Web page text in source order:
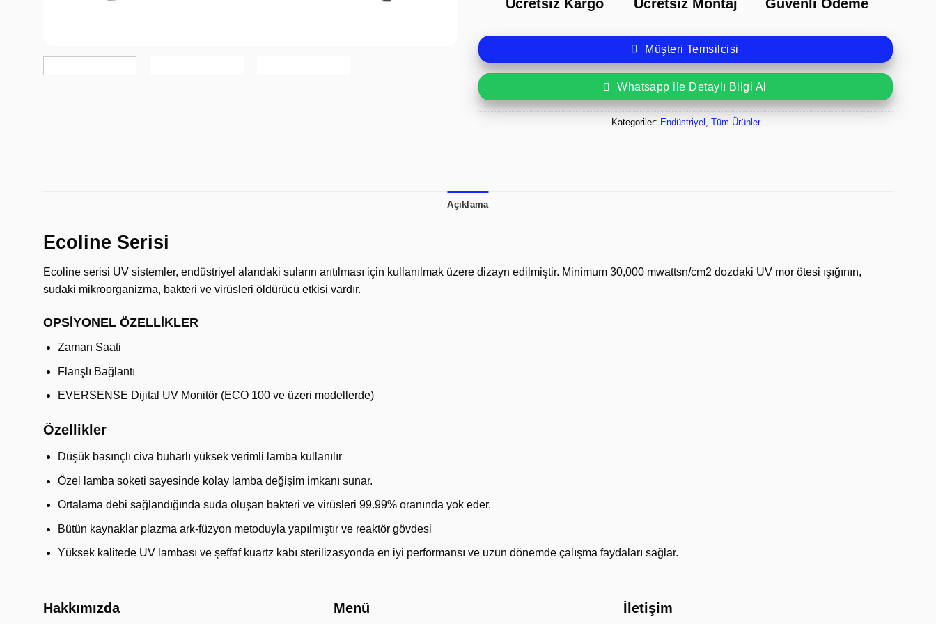
Ücretsiz Kargo Ücretsiz Montaj Güvenli Ödeme
Müşteri Temsilcisi
Whatsapp ile Detaylı Bilgi Al
Kategoriler: Endüstriyel Tüm Ürünler
Açıklama
Ecoline Serisi
Ecoline serisi UV sistemler, endüstriyel alandaki suların arıtılması için kullanılmak üzere dizayn edilmiştir. Minimum 30,000 mwattsn/cm2 dozdaki UV mor ötesi ışığının,
sudaki mikroorganizma, bakteri ve virüsleri öldürücü etkisi vardır.
OPSİYONEL ÖZELLİKLER
Zaman Saati
Flanşlı Bağlantı
EVERSENSE Dijital UV Monitör (ECO 100 ve üzeri modellerde)
Özellikler
Düşük basınçlı civa buharlı yüksek verimli lamba kullanılır
Özel lamba soketi sayesinde kolay lamba değişim imkanı sunar.
Ortalama debi sağlandığında suda oluşan bakteri ve virüsleri 99.99% oranında yok eder.
Bütün kaynaklar plazma ark-füzyon metoduyla yapılmıştır ve reaktör gövdesi
Yüksek kalitede UV lambası ve şeffaf kuartz kabı sterilizasyonda en iyi performansı ve uzun dönemde çalışma faydaları sağlar.
Hakkımızda Menü İletişim